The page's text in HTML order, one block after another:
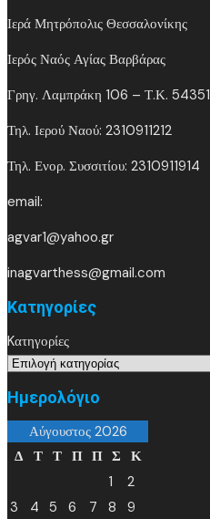
Ιερά Μητρόπολις Θεσσαλονίκης
Ιερός Ναός Αγίας Βαρβάρας
Γρηγ. Λαμπράκη 106 – Τ.Κ. 54351
Τηλ. Ιερού Ναού: 2310911212
Τηλ. Ενορ. Συσσιτίου: 2310911914
email:
agvar1@yahoo.gr
inagvarthess@gmail.com
Kατηγορίες
Kατηγορίες
Ημερολόγιο
Αύγουστος 2026
Δ
Τ Τ Π Π Σ Κ
1
2
3
4 5 6 7 8
9